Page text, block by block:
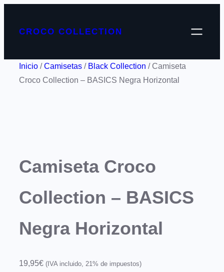
CROCO COLLECTION
Inicio /Camisetas / Black Collection / Camiseta
Croco Collection – BASICS Negra Horizontal
Camiseta Croco
Collection – BASICS
Negra Horizontal
19,95€ (IVA incluido, 21% de impuestos)